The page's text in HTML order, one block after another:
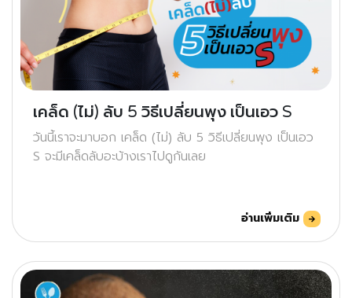
เคล็ด (ไม่) ลับ 5 วิธีเปลี่ยนพุง เป็นเอว S
วันนี้เราจะมาบอก เคล็ด (ไม่) ลับ 5 วิธีเปลี่ยนพุง เป็นเอว
S จะมีเคล็ดลับอะบ้างเราไปดูกันเลย
อ่านเพิ่มเติม